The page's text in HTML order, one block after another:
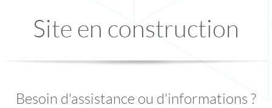
Site en construction
Besoin d'assistance ou d'informations ?